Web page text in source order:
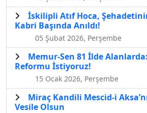
İskilipli Atıf Hoca,
Kabri Başında Anıldı!
05 Şubat 2026, Perşembe
Memur-Sen 81 İlde
Reformu İstiyoruz!
15 Ocak 2026, Perşembe
Miraç Kandili Mescid-i
Vesile Olsun